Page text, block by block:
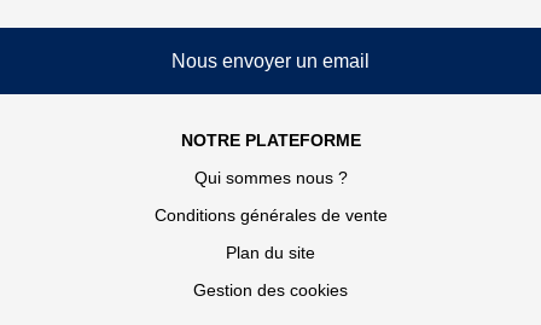
Nous envoyer un email
NOTRE PLATEFORME
Qui sommes nous ?
Conditions générales de vente
Plan du site
Gestion des cookies